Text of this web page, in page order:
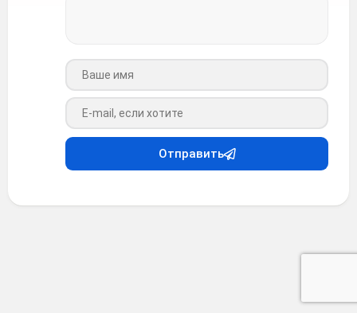
Ваше имя
Ваш e-mail
Отправить